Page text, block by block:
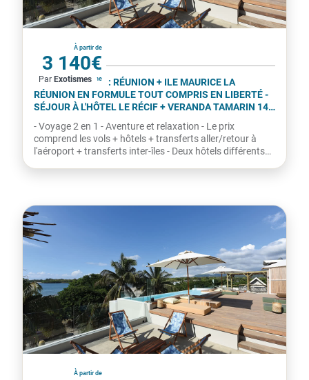
DÉCOUVREZNOTRE
SÉLECTION
3 140€
par personne
ParExotismes
COMBINÉ 2 ILES : RÉUNION + ILE MAURICE LA
RÉUNION EN FORMULE TOUT COMPRIS EN LIBERTÉ -
SÉJOUR À L'HÔTEL LE RÉCIF + VERANDA TAMARIN 14
NUITS ***
- Voyage 2 en 1 - Aventure et relaxation - Le prix
comprend les vols + hôtels + transferts aller/retour à
l'aéroport + transferts inter-îles - Deux hôtels différents